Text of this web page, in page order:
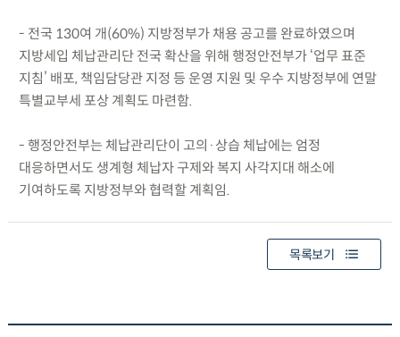
- 전국 130여 개(60%) 지방정부가 채용 공고를 완료하였으며
지방세입 체납관리단 전국 확산을 위해 행정안전부가 ‘업무 표준
지침’ 배포, 책임담당관 지정 등 운영 지원 및 우수 지방정부에 연말
특별교부세 포상 계획도 마련함.
- 행정안전부는 체납관리단이 고의·상습 체납에는 엄정
대응하면서도 생계형 체납자 구제와 복지 사각지대 해소에
기여하도록 지방정부와 협력할 계획임.
목록보기